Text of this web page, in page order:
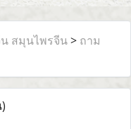
สมุนไพรจีน> ถาม